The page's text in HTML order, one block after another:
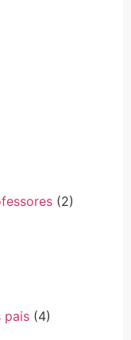
(2)
pais (4)